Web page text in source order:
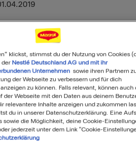
Expertin
Favorit speichern
PDF
klickst, stimmst du der Nutzung von Cookies
der Nestlé Deutschland AG und mit ihr
Unternehmen sowie ihren Partnern
der Webseite zu verbessern und für dich
zu können. Falls relevant, können auch
der Webseite mit den Daten aus deinem
relevantere Inhalte anzeigen und zukommen
du in unserer Datenschutzerklärung. Eine
sowie die Möglichkeit, deine Cookie-
jederzeit unter dem Link "Cookie-